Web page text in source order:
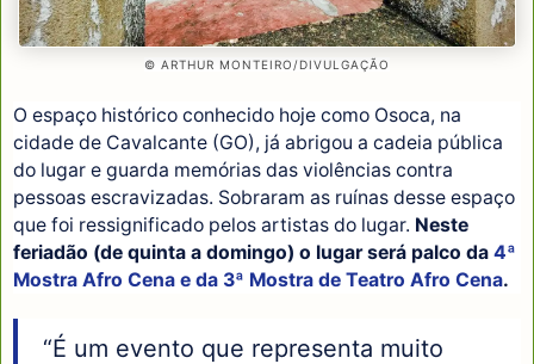
© ARTHUR MONTEIRO/DIVULGAÇÃO
O espaço histórico conhecido hoje como Osoca, na
cidade de Cavalcante (GO), já abrigou a cadeia pública
do lugar e guarda memórias das violências contra
pessoas escravizadas. Sobraram as ruínas desse espaço
que foi ressignificado pelos artistas do lugar. Neste
feriadão (de quinta a domingo) o lugar será palco da 4ª
Mostra Afro Cena e da 3ª Mostra de Teatro Afro Cena.
“É um evento que representa muito